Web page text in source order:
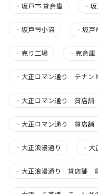
・ 坂戸市 貸倉庫 ・
・ 坂戸市小沼 ・坂戸
・ 売り工場 ・ 売倉庫
・ 大正ロマン通り テナン
・ 大正ロマン通り 貸店舗
・ 大正ロマン通り 貸店
・ 大正浪漫通り ・ 大
・ 大正浪漫通り 貸店舗